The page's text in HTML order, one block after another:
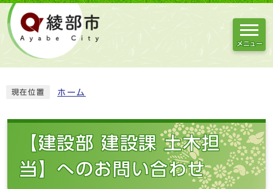
メニュー
現在位置 ホーム
【建設部 建設課 土木担
当】へのお問い合わせ